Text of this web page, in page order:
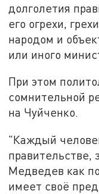
долголетия
его огрехи,
народом и
или иного
При этом
сомнительной
на Чуйченко.
"Каждый
правительстве,
Медведев как
имеет своё